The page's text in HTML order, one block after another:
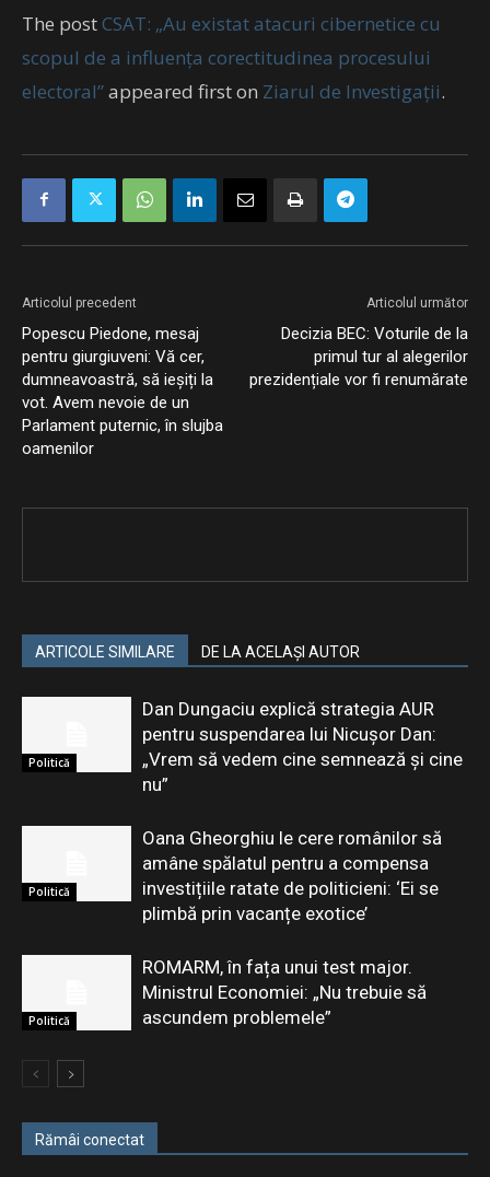
The postCSAT: „Au existat atacuri cibernetice cu
scopul de a influența corectitudinea procesului
electoral”appeared first on Ziarul de Investigații.
Articolul precedent
Popescu Piedone, mesaj
pentru giurgiuveni: Vă cer,
dumneavoastră, să ieșiți la
vot. Avem nevoie de un
Parlament puternic, în slujba
oamenilor
Articolul următor
Decizia BEC: Voturile de la
primul tur al alegerilor
prezidențiale vor fi renumărate
ARTICOLE SIMILARE DE LA ACELAȘI AUTOR
Politică
Dan Dungaciu explică strategia AUR
pentru suspendarea lui Nicușor Dan:
„Vrem să vedem cine semnează și cine
nu”
Politică
Oana Gheorghiu le cere românilor să
amâne spălatul pentru a compensa
investițiile ratate de politicieni: ‘Ei se
plimbă prin vacanțe exotice’
Politică
ROMARM, în fața unui test major.
Ministrul Economiei: „Nu trebuie să
ascundem problemele”
Rămâi conectat